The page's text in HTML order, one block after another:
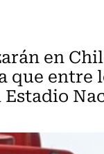
en
que entre
Estadio